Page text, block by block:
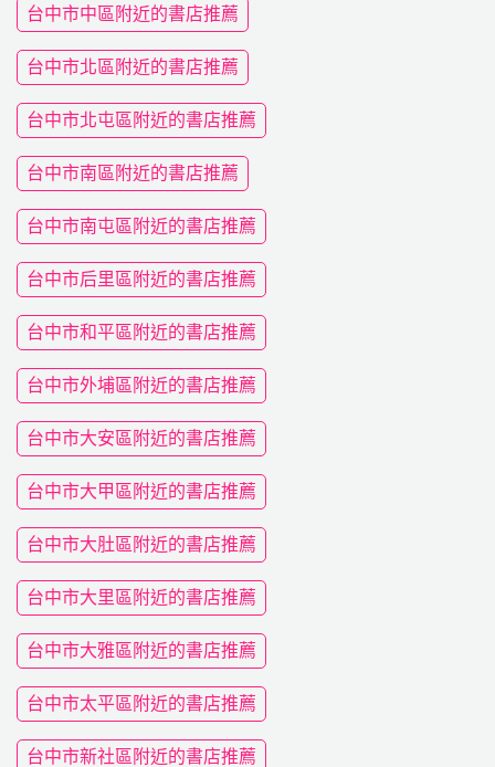
台中市中區附近的書店推薦
台中市北區附近的書店推薦
台中市北屯區附近的書店推薦
台中市南區附近的書店推薦
台中市南屯區附近的書店推薦
台中市后里區附近的書店推薦
台中市和平區附近的書店推薦
台中市外埔區附近的書店推薦
台中市大安區附近的書店推薦
台中市大甲區附近的書店推薦
台中市大肚區附近的書店推薦
台中市大里區附近的書店推薦
台中市大雅區附近的書店推薦
台中市太平區附近的書店推薦
台中市新社區附近的書店推薦